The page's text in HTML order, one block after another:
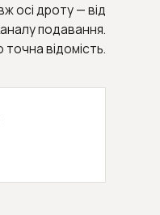
осі дроту — від
подавання.
відомість.